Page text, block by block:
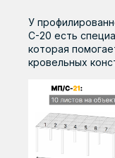
У
С-20 есть
которая
кровельных